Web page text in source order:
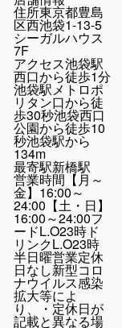
住所東京都豊島
区西池袋1-13-5
シーガルハウス
7F
アクセス池袋駅
西口から徒歩1分
池袋駅メトロポ
リタン口から徒
歩30秒池袋西口
公園から徒歩10
秒池袋駅から
134m
最寄駅新橋駅
営業時間【月～
金】16:00～
24:00【土・日】
16:00～24:00フ
ードL.O23時ド
リンクL.O23時
半日曜営業定休
日なし新型コロ
ナウイルス感染
拡大等によ
り、・定休日が
記載と異なる場